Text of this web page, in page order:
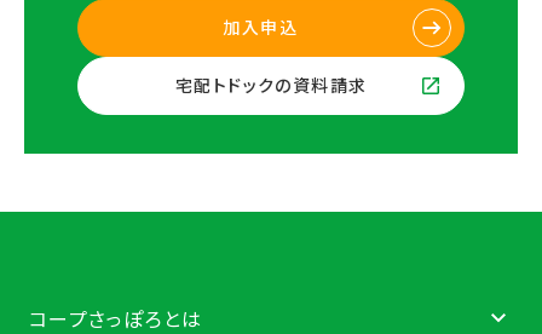
加入申込
宅配トドックの資料請求
コープさっぽろとは